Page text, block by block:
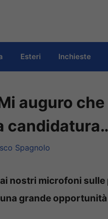
Esteri Inchieste
auguro
Spagnolo
nostri microfoni
grande opportunità